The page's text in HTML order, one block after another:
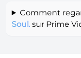
Comment
Soul. sur Prime